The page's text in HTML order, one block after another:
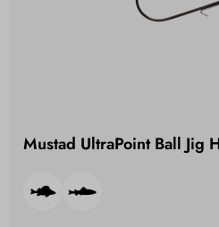
Mustad UltraPoint Ball Jig